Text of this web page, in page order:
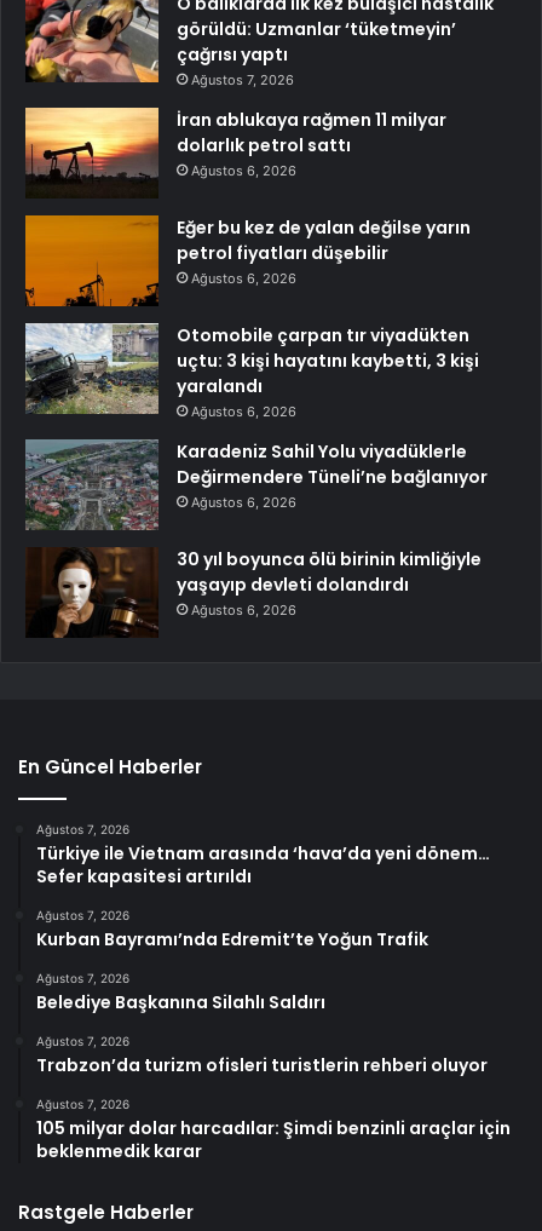
görüldü: Uzmanlar ‘tüketmeyin’
çağrısı yaptı
Ağustos 7, 2026
İran ablukaya rağmen 11 milyar
dolarlık petrol sattı
Ağustos 6, 2026
Eğer bu kez de yalan değilse yarın
petrol fiyatları düşebilir
Ağustos 6, 2026
Otomobile çarpan tır viyadükten
uçtu: 3 kişi hayatını kaybetti, 3 kişi
yaralandı
Ağustos 6, 2026
Karadeniz Sahil Yolu viyadüklerle
Değirmendere Tüneli’ne bağlanıyor
Ağustos 6, 2026
30 yıl boyunca ölü birinin kimliğiyle
yaşayıp devleti dolandırdı
Ağustos 6, 2026
En Güncel Haberler
Ağustos 7, 2026
Türkiye ile Vietnam arasında ‘hava’da yeni dönem…
Sefer kapasitesi artırıldı
Ağustos 7, 2026
Kurban Bayramı’nda Edremit’te Yoğun Trafik
Ağustos 7, 2026
Belediye Başkanına Silahlı Saldırı
Ağustos 7, 2026
Trabzon’da turizm ofisleri turistlerin rehberi oluyor
Ağustos 7, 2026
105 milyar dolar harcadılar: Şimdi benzinli araçlar için
beklenmedik karar
Rastgele Haberler